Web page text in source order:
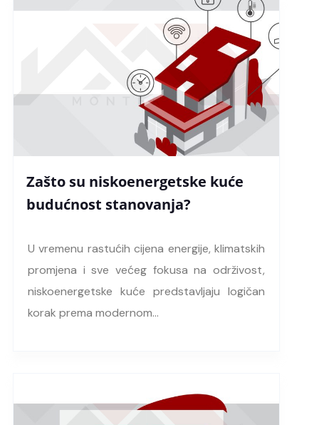
Zašto su niskoenergetske kuće
budućnost stanovanja?
U vremenu rastućih cijena energije, klimatskih
promjena i sve većeg fokusa na održivost,
niskoenergetske kuće predstavljaju logičan
korak prema modernom…